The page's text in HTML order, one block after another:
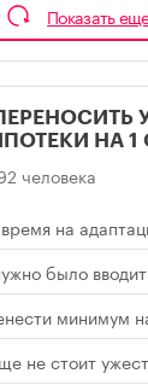
Показать
НА 1
человека
на
было
минимум
не стоит